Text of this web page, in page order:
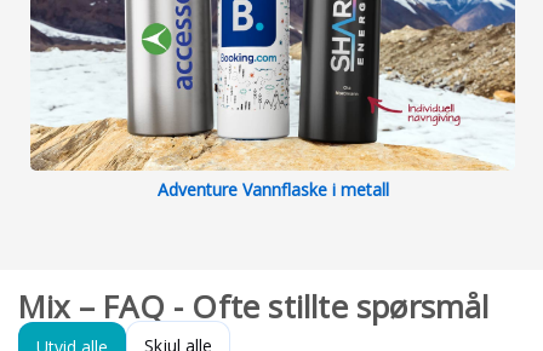
Adventure Vannflaske i metall
Mix – FAQ - Ofte stillte spørsmål
Skjul alle